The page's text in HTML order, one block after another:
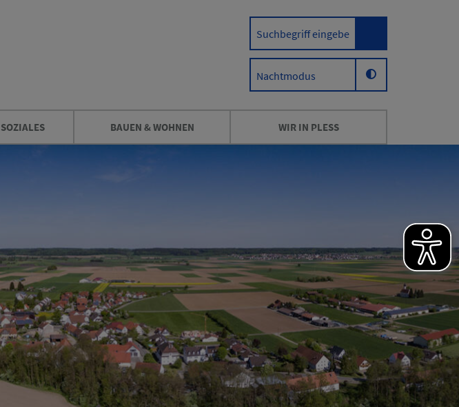
BAUEN & WOHNEN WIR IN PLESS
Nachtmodus